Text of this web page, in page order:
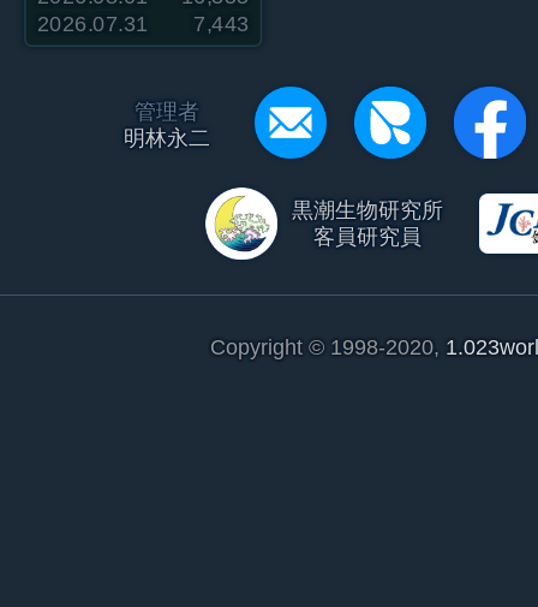
2026.07.31
7,443
管理者
明林永二
黒潮生物研究所
客員研究員
Copyright © 1998-2020,